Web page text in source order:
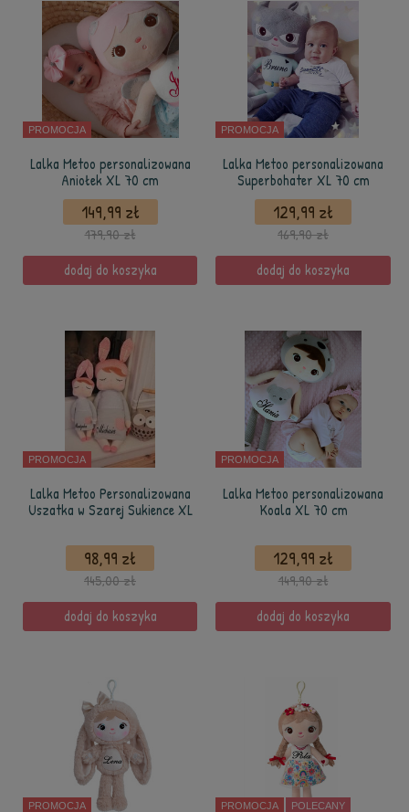
PROMOCJA
Lalka Metoo personalizowana
Aniołek XL 70 cm
149,99 zł
179,90 zł
dodaj do koszyka
PROMOCJA
Lalka Metoo personalizowana
Superbohater XL 70 cm
129,99 zł
169,90 zł
dodaj do koszyka
PROMOCJA
Lalka Metoo Personalizowana
Uszatka w Szarej Sukience XL
98,99 zł
145,00 zł
dodaj do koszyka
PROMOCJA
Lalka Metoo personalizowana
Koala XL 70 cm
129,99 zł
149,90 zł
dodaj do koszyka
PROMOCJA PROMOCJA POLECANY